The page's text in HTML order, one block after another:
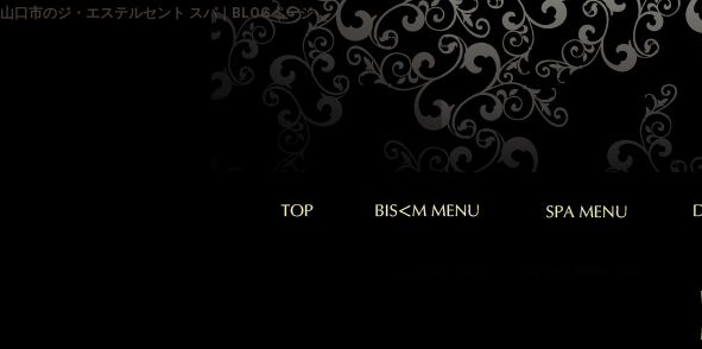
山口市のジ・エステルセント スパ｜BLOGページ